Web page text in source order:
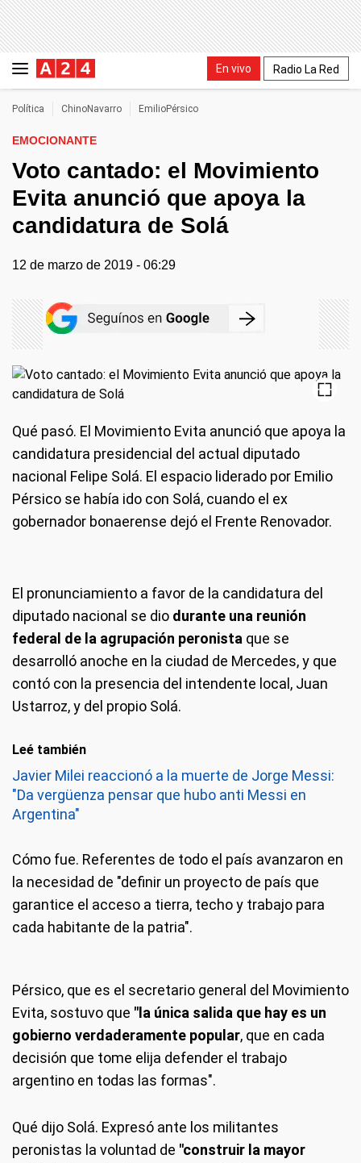
En vivo Radio La Red
Política ChinoNavarro EmilioPérsico
EMOCIONANTE
Voto cantado: el Movimiento
Evita anunció que apoya la
candidatura de Solá
12 de marzo de 2019 - 06:29
Qué pasó. El Movimiento Evita anunció que apoya la
candidatura presidencial del actual diputado
nacional Felipe Solá. El espacio liderado por Emilio
Pérsico se había ido con Solá, cuando el ex
gobernador bonaerense dejó el Frente Renovador.
El pronunciamiento a favor de la candidatura del
diputado nacional se dio durante una reunión
federal de la agrupación peronista que se
desarrolló anoche en la ciudad de Mercedes, y que
contó con la presencia del intendente local, Juan
Ustarroz, y del propio Solá.
Leé también
Javier Milei reaccionó a la muerte de Jorge Messi:
"Da vergüenza pensar que hubo anti Messi en
Argentina"
Cómo fue. Referentes de todo el país avanzaron en
la necesidad de "definir un proyecto de país que
garantice el acceso a tierra, techo y trabajo para
cada habitante de la patria".
Pérsico, que es el secretario general del Movimiento
Evita, sostuvo que "la única salida que hay es un
gobierno verdaderamente popular, que en cada
decisión que tome elija defender el trabajo
argentino en todas las formas".
Qué dijo Solá. Expresó ante los militantes
peronistas la voluntad de "construir la mayor